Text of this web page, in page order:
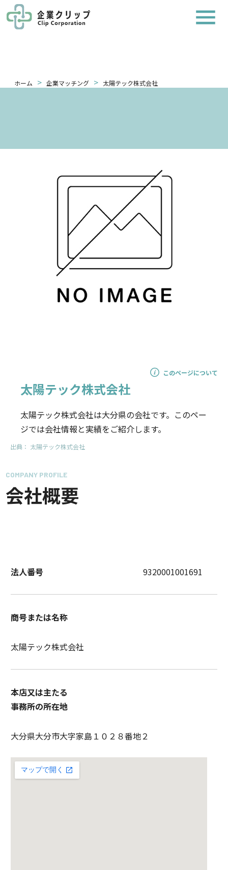
ホーム > 企業マッチング > 太陽テック株式会社
このページについて
太陽テック株式会社
太陽テック株式会社は大分県の会社です。このペー
ジでは会社情報と実績をご紹介します。
出典： 太陽テック株式会社
COMPANY PROFILE
会社概要
法人番号 9320001001691
商号または名称
太陽テック株式会社
本店又は主たる
事務所の所在地
大分県大分市大字家島１０２８番地２